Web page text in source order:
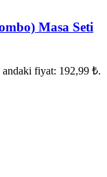
Masa Seti
andaki fiyat: 192,99 ₺.